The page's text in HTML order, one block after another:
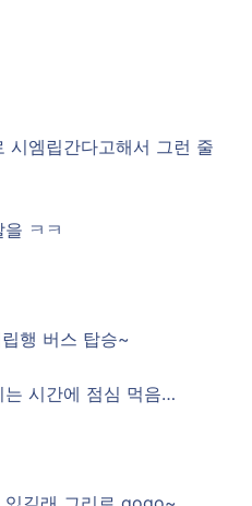
시엠립간다고해서 그런 줄
ㅋㅋ
행 버스 탑승~
는 시간에 점심 먹음…